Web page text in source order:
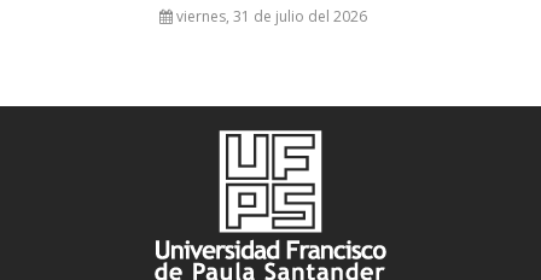
viernes, 31 de julio del 2026